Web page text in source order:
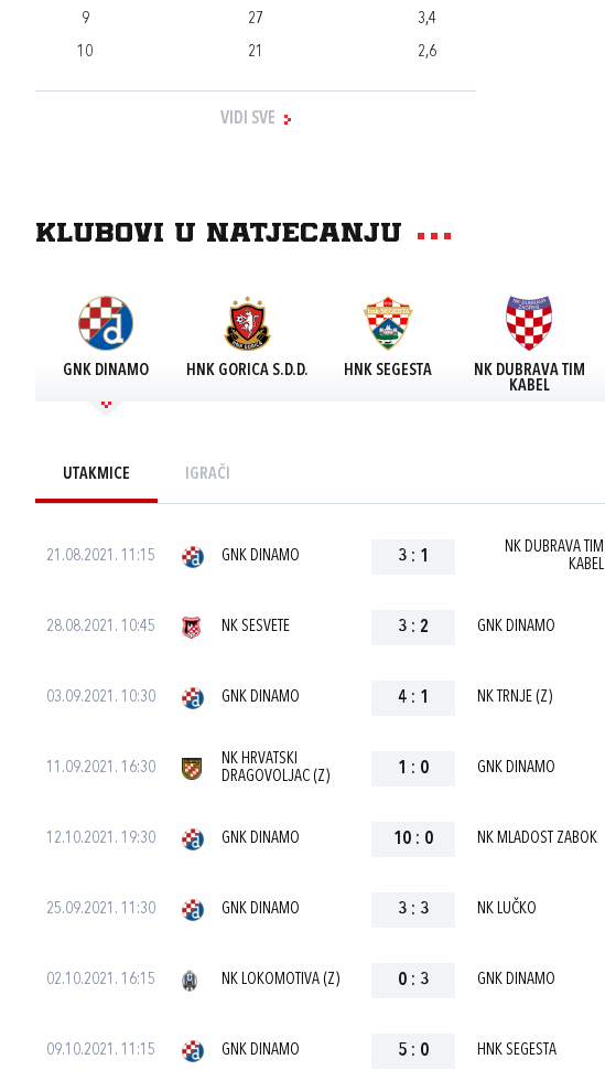
9
27
3,4
10
21 2,6
VIDI SVE
Klubovi u natjecanju
GNK DINAMO HNK GORICA S.D.D. HNK SEGESTA
NK DUBRAVA TIM
KABEL
UTAKMICE IGRAČI
21.08.2021. 11:15 GNK DINAMO 3 : 1
NK DUBRAVA TIM
KABEL
28.08.2021. 10:45 NK SESVETE 3 : 2 GNK DINAMO
03.09.2021. 10:30 GNK DINAMO 4 : 1 NK TRNJE (Z)
11.09.2021. 16:30
NK HRVATSKI
DRAGOVOLJAC (Z)
1 : 0 GNK DINAMO
12.10.2021. 19:30 GNK DINAMO 10 : 0 NK MLADOST ZABOK
25.09.2021. 11:30 GNK DINAMO 3 : 3 NK LUČKO
02.10.2021. 16:15 NK LOKOMOTIVA (Z) 0 : 3 GNK DINAMO
09.10.2021. 11:15 GNK DINAMO 5 : 0 HNK SEGESTA